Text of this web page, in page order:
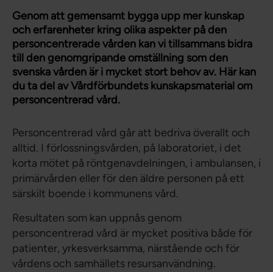
Genom att gemensamt bygga upp mer kunskap
och erfarenheter kring olika aspekter på den
personcentrerade vården kan vi tillsammans bidra
till den genomgripande omställning som den
svenska vården är i mycket stort behov av. Här kan
du ta del av Vårdförbundets kunskapsmaterial om
personcentrerad vård.
Personcentrerad vård går att bedriva överallt och
alltid. I förlossningsvården, på laboratoriet, i det
korta mötet på röntgenavdelningen, i ambulansen, i
primärvården eller för den äldre personen på ett
särskilt boende i kommunens vård.
Resultaten som kan uppnås genom
personcentrerad vård är mycket positiva både för
patienter, yrkesverksamma, närstående och för
vårdens och samhällets resursanvändning.